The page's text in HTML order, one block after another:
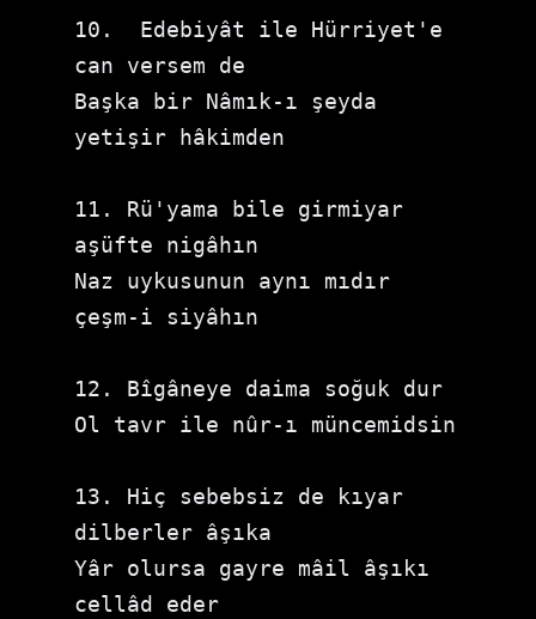
10.  Edebiyât ile Hürriyet'e
can versem de
Başka bir Nâmık-ı şeyda
yetişir hâkimden
11. Rü'yama bile girmiyar
aşüfte nigâhın
Naz uykusunun aynı mıdır
çeşm-i siyâhın
12. Bîgâneye daima soğuk dur
Ol tavr ile nûr-ı müncemidsin
13. Hiç sebebsiz de kıyar
dilberler âşıka
Yâr olursa gayre mâil âşıkı
cellâd eder